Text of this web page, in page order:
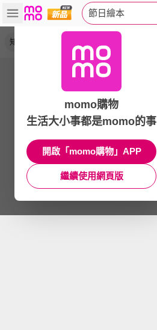
節日繪本
知識
momo購物
生活大小事都是momo的事
開啟「momo購物」APP
繼續使用網頁版